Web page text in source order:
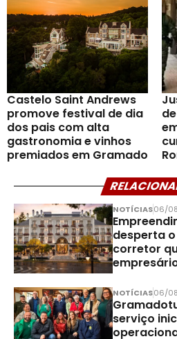
Castelo Saint Andrews
promove festival de dia
dos pais com alta
gastronomia e vinhos
premiados em Gramado
NOTÍCIAS06/
desperta
corretor
NOTÍCIAS06/
serviço